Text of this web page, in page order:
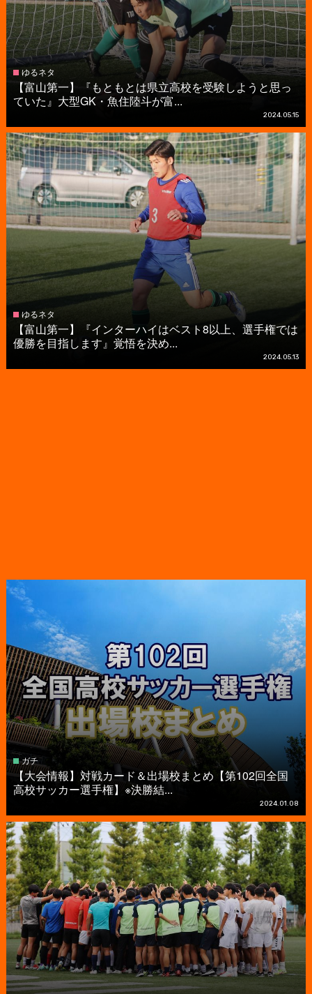
ゆるネタ
【富山第一】『もともとは県立高校を受験しようと思っ
ていた』大型GK・魚住陸斗が富...
2024.05.15
ゆるネタ
【富山第一】『インターハイはベスト8以上、選手権では
優勝を目指します』覚悟を決め...
2024.05.13
ガチ
【大会情報】対戦カード＆出場校まとめ【第102回全国
高校サッカー選手権】※決勝結...
2024.01.08